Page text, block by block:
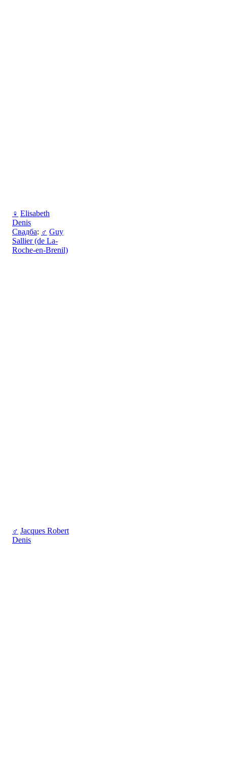
♀ Elisabeth
Denis
Свадба: ♂ Guy
Sallier (de La-
Roche-en-Brenil)
♂ Jacques Robert
Denis